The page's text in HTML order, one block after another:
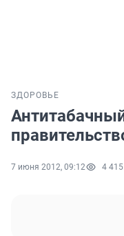
ЗДОРОВЬЕ
7 июня 2012, 09:12 4 415